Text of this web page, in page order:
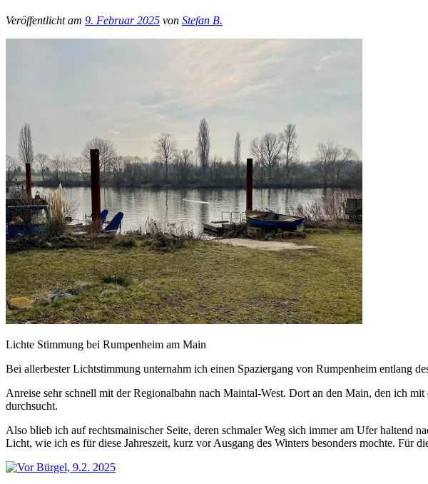
Veröffentlicht am 9. Februar 2025 von Stefan B.
Lichte Stimmung bei Rumpenheim am Main
Bei allerbester Lichtstimmung unternahm ich einen Spaziergang von Rumpenheim entlang
Anreise sehr schnell mit der Regionalbahn nach Maintal-West. Dort an den Main, den ich
durchsucht.
Also blieb ich auf rechtsmainischer Seite, deren schmaler Weg sich immer am Ufer haltend
Licht, wie ich es für diese Jahreszeit, kurz vor Ausgang des Winters besonders mochte. Für